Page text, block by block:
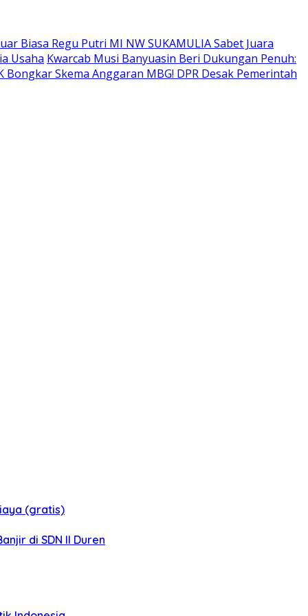
Biasa Regu Putri MI NW SUKAMULIA Sabet Juara
Usaha Kwarcab Musi Banyuasin Beri Dukungan Penuh:
Bongkar Skema Anggaran MBG! DPR Desak Pemerintah
(gratis)
di SDN II Duren